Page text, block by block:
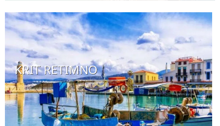
KRIT RETIMNO